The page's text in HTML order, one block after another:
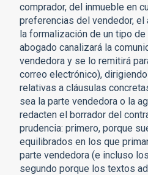
comprador, del inmueble en
preferencias del vendedor, el
la formalización de un tipo de
abogado canalizará la
vendedora y se lo remitirá
correo electrónico),
relativas a cláusulas
sea la parte vendedora o la
redacten el borrador del
prudencia: primero, porque
equilibrados en los que
parte vendedora (e incluso
segundo porque los textos